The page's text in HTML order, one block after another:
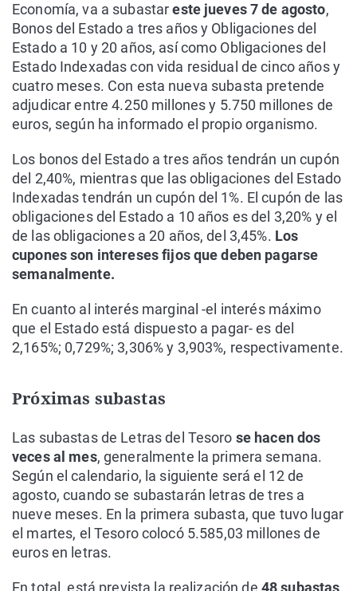
Economía, va a subastareste jueves 7 de agosto,
Bonos del Estado a tres años y Obligaciones del
Estado a 10 y 20 años, así como Obligaciones del
Estado Indexadas con vida residual de cinco años y
cuatro meses. Con esta nueva subasta pretende
adjudicar entre 4.250 millones y 5.750 millones de
euros, según ha informado el propio organismo.
Los bonos del Estado a tres años tendrán un cupón
del 2,40%, mientras que las obligaciones del Estado
Indexadas tendrán un cupón del 1%. El cupón de las
obligaciones del Estado a 10 años es del 3,20% y el
de las obligaciones a 20 años, del 3,45%. Los
cupones son intereses fijos que deben pagarse
semanalmente.
En cuanto al interés marginal -el interés máximo
que el Estado está dispuesto a pagar- es del
2,165%; 0,729%; 3,306% y 3,903%, respectivamente.
Próximas subastas
Las subastas de Letras del Tesoro se hacen dos
veces al mes, generalmente la primera semana.
Según el calendario, la siguiente será el 12 de
agosto, cuando se subastarán letras de tres a
nueve meses. En la primera subasta, que tuvo lugar
el martes, el Tesoro colocó 5.585,03 millones de
euros en letras.
En total, está prevista la realización de 48 subastas